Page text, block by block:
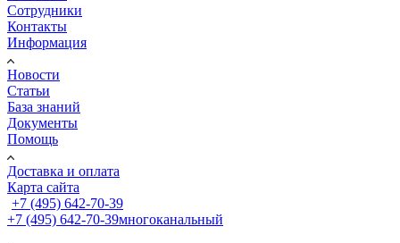
Сотрудники
Контакты
Информация
Новости
Статьи
База знаний
Документы
Помощь
Доставка и оплата
Карта сайта
+7 (495) 642-70-39
+7 (495) 642-70-39многоканальный